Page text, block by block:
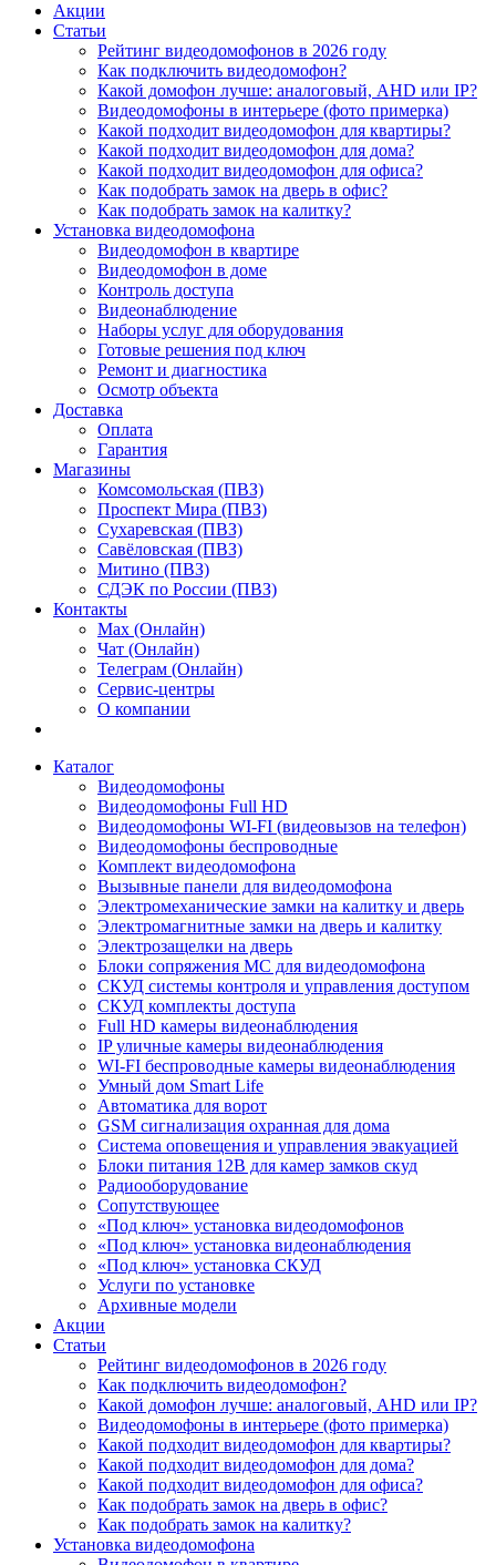
Акции
Статьи
Рейтинг видеодомофонов в 2026 году
Как подключить видеодомофон?
Какой домофон лучше: аналоговый, AHD или IP?
Видеодомофоны в интерьере (фото примерка)
Какой подходит видеодомофон для квартиры?
Какой подходит видеодомофон для дома?
Какой подходит видеодомофон для офиса?
Как подобрать замок на дверь в офис?
Как подобрать замок на калитку?
Установка видеодомофона
Видеодомофон в квартире
Видеодомофон в доме
Контроль доступа
Видеонаблюдение
Наборы услуг для оборудования
Готовые решения под ключ
Ремонт и диагностика
Осмотр объекта
Доставка
Оплата
Гарантия
Магазины
Комсомольская (ПВЗ)
Проспект Мира (ПВЗ)
Сухаревская (ПВЗ)
Савёловская (ПВЗ)
Митино (ПВЗ)
СДЭК по России (ПВЗ)
Контакты
Max (Онлайн)
Чат (Онлайн)
Телеграм (Онлайн)
Сервис-центры
О компании
Каталог
Видеодомофоны
Видеодомофоны Full HD
Видеодомофоны WI-FI (видеовызов на телефон)
Видеодомофоны беспроводные
Комплект видеодомофона
Вызывные панели для видеодомофона
Электромеханические замки на калитку и дверь
Электромагнитные замки на дверь и калитку
Электрозащелки на дверь
Блоки сопряжения МС для видеодомофона
СКУД системы контроля и управления доступом
СКУД комплекты доступа
Full HD камеры видеонаблюдения
IP уличные камеры видеонаблюдения
WI-FI беспроводные камеры видеонаблюдения
Умный дом Smart Life
Автоматика для ворот
GSM сигнализация охранная для дома
Cистема оповещения и управления эвакуацией
Блоки питания 12В для камер замков скуд
Радиооборудование
Сопутствующее
«Под ключ» установка видеодомофонов
«Под ключ» установка видеонаблюдения
«Под ключ» установка СКУД
Услуги по установке
Архивные модели
Акции
Статьи
Рейтинг видеодомофонов в 2026 году
Как подключить видеодомофон?
Какой домофон лучше: аналоговый, AHD или IP?
Видеодомофоны в интерьере (фото примерка)
Какой подходит видеодомофон для квартиры?
Какой подходит видеодомофон для дома?
Какой подходит видеодомофон для офиса?
Как подобрать замок на дверь в офис?
Как подобрать замок на калитку?
Установка видеодомофона